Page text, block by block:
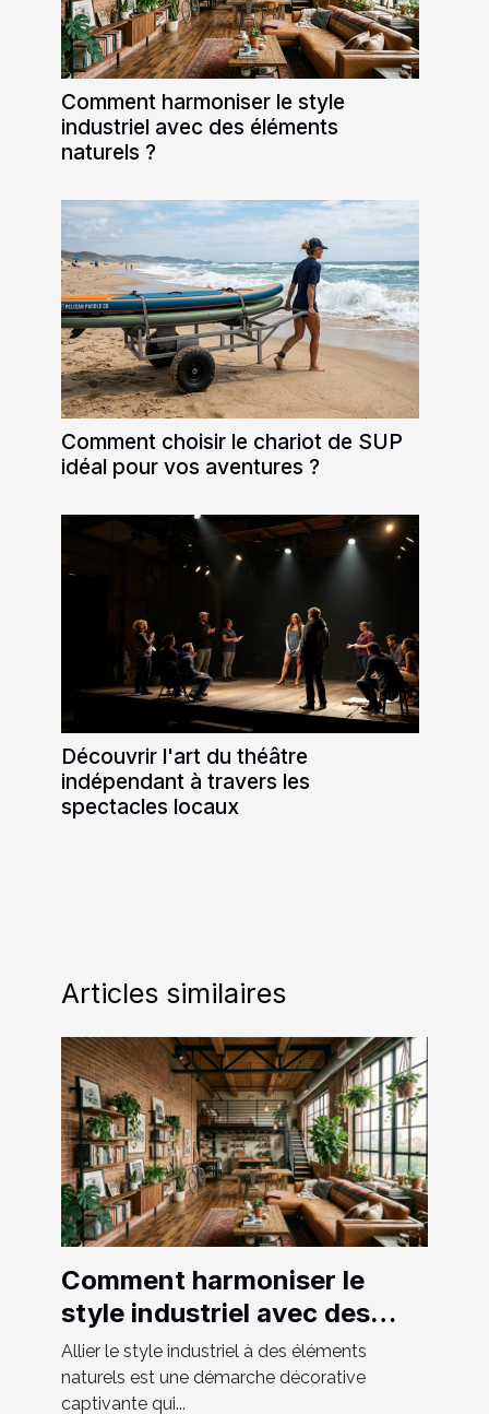
Comment harmoniser le style
industriel avec des éléments
naturels ?
Comment choisir le chariot de SUP
idéal pour vos aventures ?
Découvrir l'art du théâtre
indépendant à travers les
spectacles locaux
Articles similaires
Comment harmoniser le
style industriel avec des
éléments naturels ?
Allier le style industriel à des éléments
naturels est une démarche décorative
captivante qui...